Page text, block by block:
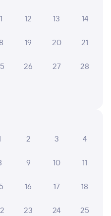
12 13 14
19 20 21
26 27 28
2 3 4
9 10 11
16 17 18
23 24 25